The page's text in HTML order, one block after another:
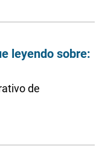
leyendo sobre:
de